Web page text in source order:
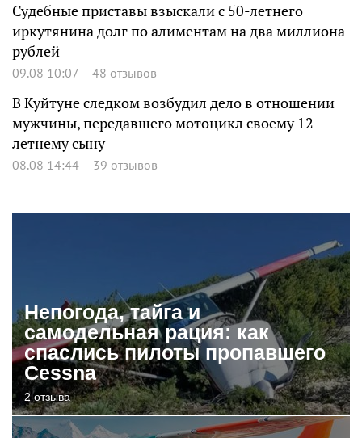
Судебные приставы взыскали с 50-летнего
иркутянина долг по алиментам на два миллиона
рублей
09.08 10:07 48 отзывов
В Куйтуне следком возбудил дело в отношении
мужчины, передавшего мотоцикл своему 12-
летнему сыну
08.08 14:44 39 отзывов
Непогода, тайга и
самодельная рация: как
спаслись пилоты пропавшего
Cessna
2 отзыва